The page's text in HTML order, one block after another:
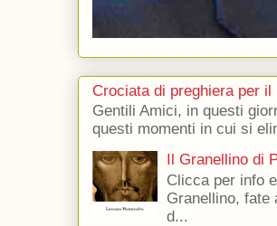
Crociata di preghiera per il
Gentili Amici, in questi
questi momenti in cui si
Il Granellino di
Clicca per info
Granellino, fate
d...